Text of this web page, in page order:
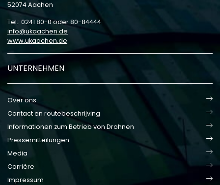
52074 Aachen
Tel.: 0241 80-0 oder 80-84444
info
ukaachen de
www.ukaachen.de
UNTERNEHMEN
Over ons
Contact en routebeschrijving
Informationen zum Betrieb von Drohnen
Pressemitteilungen
Media
Carrière
Impressum